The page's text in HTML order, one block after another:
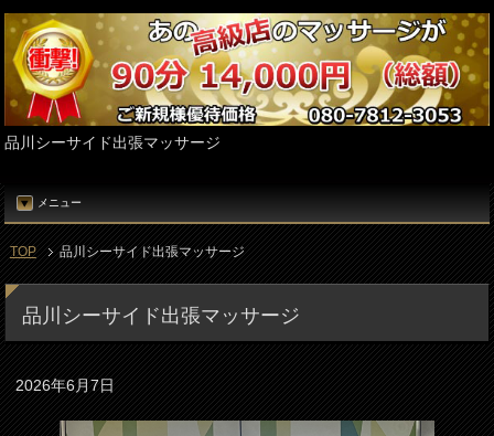
品川シーサイド出張マッサージ
メニュー
TOP 品川シーサイド出張マッサージ
品川シーサイド出張マッサージ
2026年6月7日